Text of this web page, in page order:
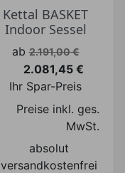
Kettal BASKET
Indoor Sessel
Verkaufspreis
ab 2.191,00 €
Preis
2.081,45 €
Ihr Spar-Preis
Preise inkl. ges.
MwSt.
absolut
versandkostenfrei